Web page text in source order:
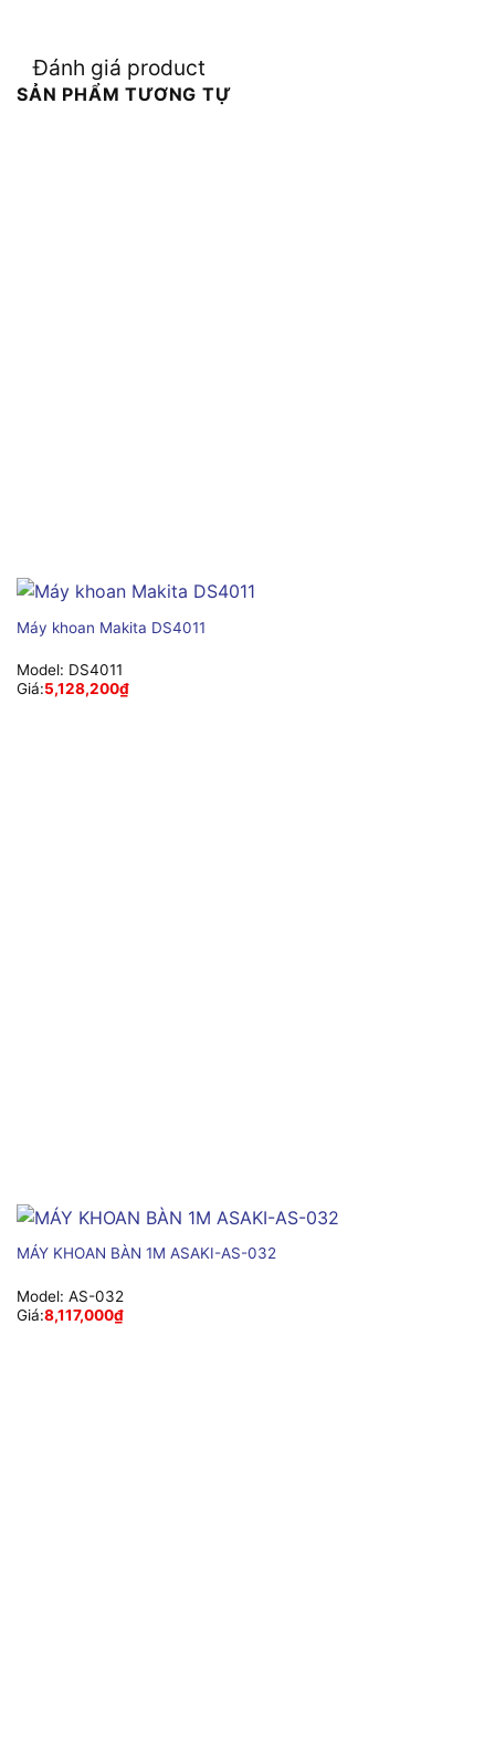
Đánh giá product
SẢN PHẨM TƯƠNG TỰ
Máy khoan Makita DS4011
Model: DS4011
Giá:5,128,200₫
MÁY KHOAN BÀN 1M ASAKI-AS-032
Model: AS-032
Giá:8,117,000₫